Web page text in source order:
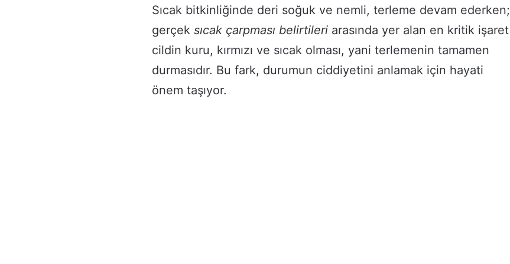
Sıcak bitkinliğinde deri soğuk ve nemli, terleme devam ederken;
gerçek sıcak çarpması belirtileri arasında yer alan en kritik işaret
cildin kuru, kırmızı ve sıcak olması, yani terlemenin tamamen
durmasıdır. Bu fark, durumun ciddiyetini anlamak için hayati
önem taşıyor.